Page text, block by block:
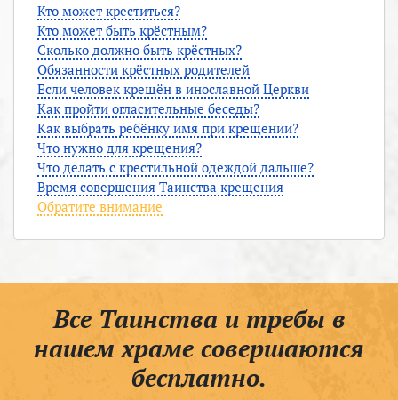
Кто может креститься?
Кто может быть крёстным?
Сколько должно быть крёстных?
Обязанности крёстных родителей
Если человек крещён в инославной Церкви
Как пройти огласительные беседы?
Как выбрать ребёнку имя при крещении?
Что нужно для крещения?
Что делать с крестильной одеждой дальше?
Время совершения Таинства крещения
Обратите внимание
Все Таинства и требы в
нашем храме совершаются
бесплатно.